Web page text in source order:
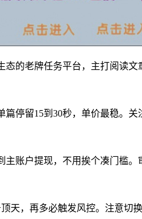
态的老牌任务平台，主打阅读
篇停留15到30秒，单价最稳。
主账户提现，不用挨个凑门槛
天，再多必触发风控。注意切